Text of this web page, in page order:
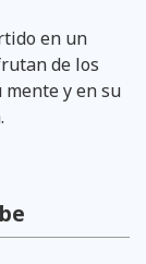
en un
de los
y en su